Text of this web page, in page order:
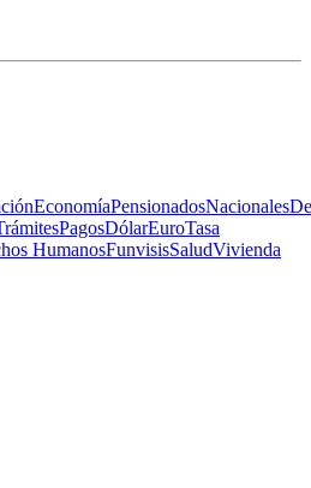
EconomíaPensionadosNacionales
PagosDólarEuroTasa
HumanosFunvisisSaludVivienda